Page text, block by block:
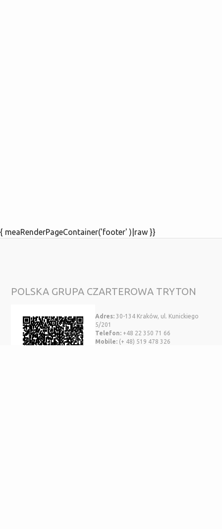
{ meaRenderPageContainer('footer' )|raw }}
POLSKA GRUPA CZARTEROWA TRYTON
Adres: 30-134 Kraków, ul. Kunickiego
5/201
Telefon: +48 22 350 71 66
Mobile: (+ 48) 519 478 326